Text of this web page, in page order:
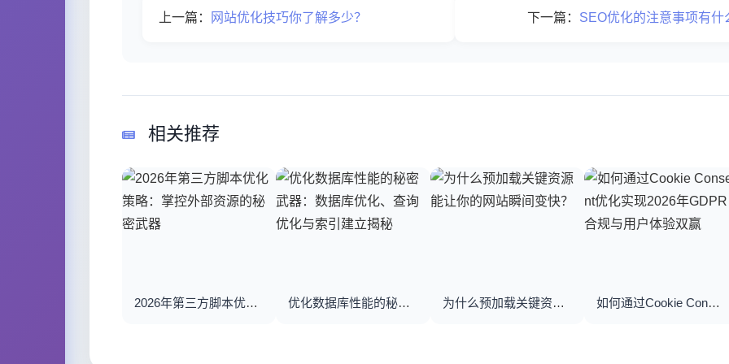
上一篇： 网站优化技巧你了解多少？ 下一篇： SEO优化的注意事项有什
相关推荐
2026年第三方脚本优化策略：掌控外部资源的秘密武器 优化数据库性能的秘密武器：数据库优化、查询优化与索引建立揭秘 为什么预加载关键资源能让你的网站瞬间变快？ 如何通过Cookie Consent优化实现2026年GDPR合规与用户体验双赢